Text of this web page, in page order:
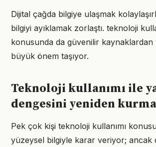
Dijital çağda bilgiye ulaşmak
bilgiyi ayıklamak zorlaştı. teknoloji
konusunda da güvenilir
büyük önem taşıyor.
Teknoloji kullanımı ile
dengesini yeniden
Pek çok kişi teknoloji kullanımı
yüzeysel bilgiyle karar veriyor; ancak